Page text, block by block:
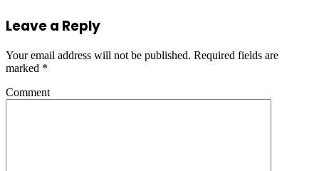
Leave a Reply
Your email address will not be published. Required fields are
marked *
Comment